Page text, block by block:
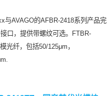
与AVAGO的AFBR-2418系列产品完
口，提供带螺纹可选。FTBR-
光纤，包括50/125μm，